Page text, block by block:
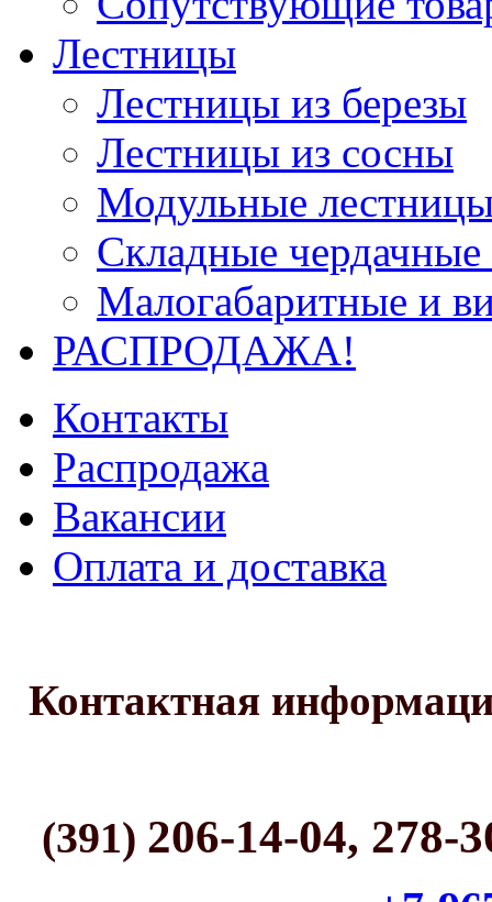
Лестницы
Лестницы из березы
Лестницы из сосны
Модульные
Складные
Малогабаритные и
РАСПРОДАЖА!
Контакты
Распродажа
Вакансии
Оплата и доставка
Контактная
(391) 206-14-04, 278-